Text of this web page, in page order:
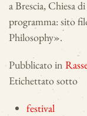
a Brescia, Chiesa
programma: sito
Philosophy».
Pubblicato in
Etichettato sotto
festival